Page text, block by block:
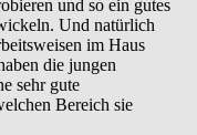
und so ein gutes
Und natürlich
im Haus
die jungen
sehr gute
Bereich sie